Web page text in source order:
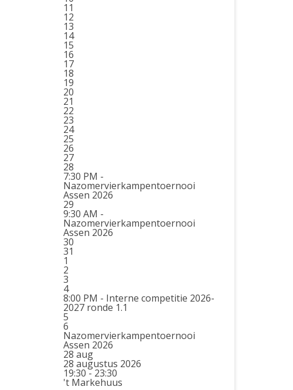
11
12
13
14
15
16
17
18
19
20
21
22
23
24
25
26
27
28
7:30 PM -
Nazomervierkampentoernooi
Assen 2026
29
9:30 AM -
Nazomervierkampentoernooi
Assen 2026
30
31
1
2
3
4
8:00 PM - Interne competitie 2026-
2027 ronde 1.1
5
6
Nazomervierkampentoernooi
Assen 2026
28 aug
28 augustus 2026
19:30 - 23:30
't Markehuus